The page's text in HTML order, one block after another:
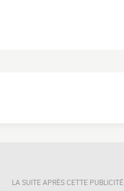
LA SUITE APRÈS CETTE PUBLICITÉ